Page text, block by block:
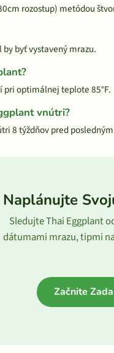
rozostup) metódou
byť vystavený mrazu.
pri optimálnej teplote 85°F.
vnútri?
8 týždňov pred
Naplánujte
Sledujte Thai Eggplant
dátumami mrazu, tipmi
Začnite